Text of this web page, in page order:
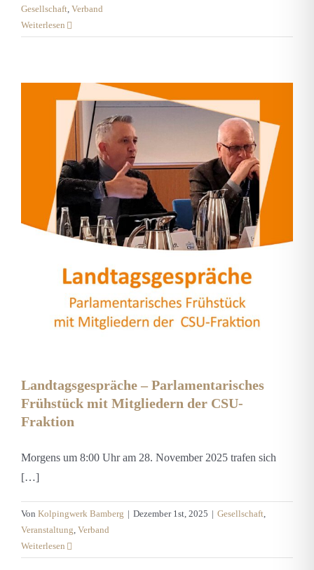
Gesellschaft, Verband
Weiterlesen
Landtagsgespräche – Parlamentarisches
Frühstück mit Mitgliedern der CSU-
Fraktion
Morgens um 8:00 Uhr am 28. November 2025 trafen sich
[…]
Von Kolpingwerk Bamberg | Dezember 1st, 2025 | Gesellschaft,
Veranstaltung, Verband
Weiterlesen